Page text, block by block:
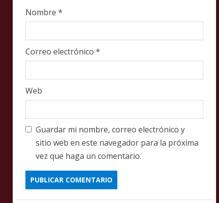
Nombre *
Correo electrónico *
Web
Guardar mi nombre, correo electrónico y
sitio web en este navegador para la próxima
vez que haga un comentario.